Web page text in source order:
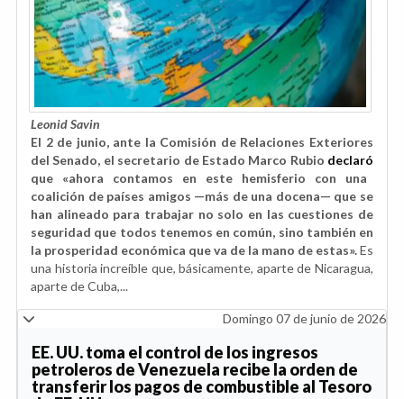
Leonid Savin
El 2 de junio, ante la Comisión de Relaciones Exteriores
del Senado, el secretario de Estado Marco Rubio declaró
que «ahora contamos en este hemisferio con una
coalición de países amigos —más de una docena— que se
han alineado para trabajar no solo en las cuestiones de
seguridad que todos tenemos en común, sino también en
la prosperidad económica que va de la mano de estas».Es
una historia increíble que, básicamente, aparte de Nicaragua,
aparte de Cuba,...
Domingo 07 de junio de 2026
EE. UU. toma el control de los ingresos
petroleros de Venezuela recibe la orden de
transferir los pagos de combustible al Tesoro